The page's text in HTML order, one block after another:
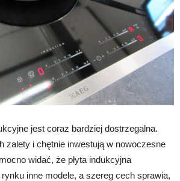
jest coraz bardziej dostrzegalna.
zalety i chętnie inwestują w nowoczesne
widać, że płyta indukcyjna
inne modele, a szereg cech sprawia,